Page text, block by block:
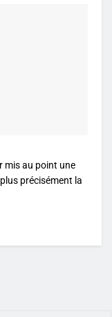
mis au point une
précisément la